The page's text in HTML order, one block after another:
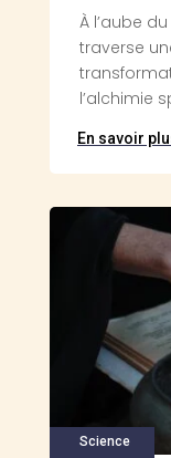
À l’aube
traverse
l’alchimie
En savoir
Science